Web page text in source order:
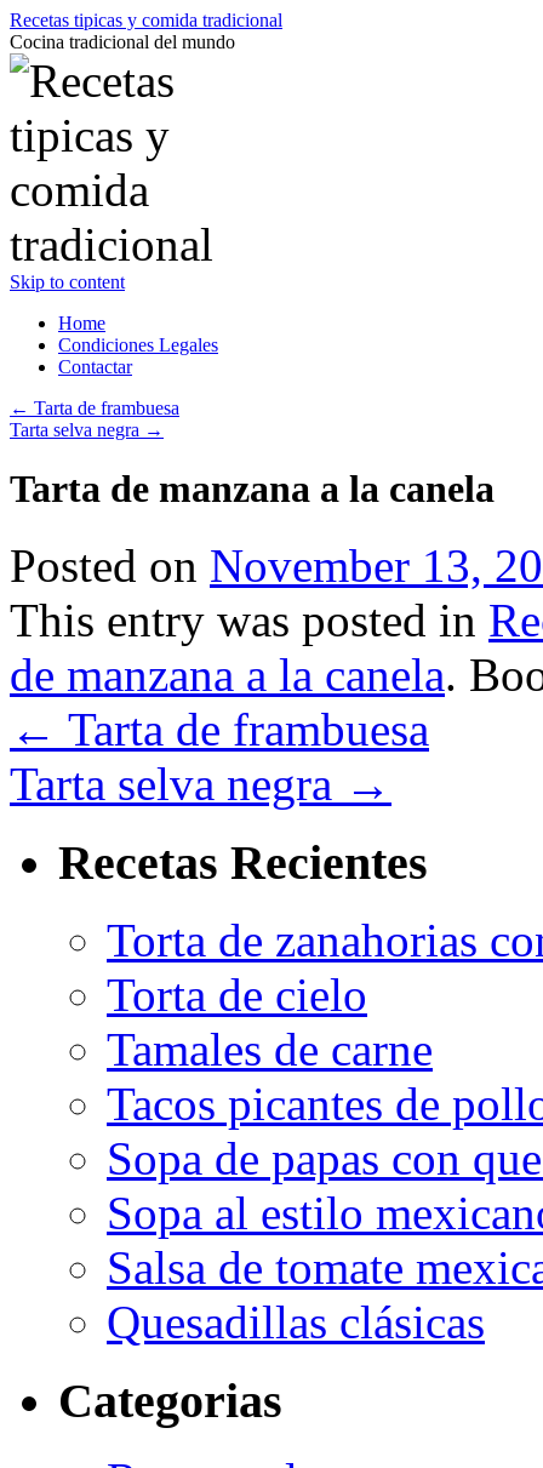
Recetas tipicas y comida tradicional
Cocina tradicional del mundo
Skip to content
Home
Condiciones Legales
Contactar
← Tarta de frambuesa
Tarta selva negra →
Tarta de manzana a la canela
Posted on November 13,
This entry was posted in
de manzana a la canela.
← Tarta de frambuesa
Tarta selva negra →
Recetas Recientes
Torta de zanahorias
Torta de cielo
Tamales de carne
Tacos picantes de
Sopa de papas con
Sopa al estilo
Salsa de tomate
Quesadillas clásicas
Categorias